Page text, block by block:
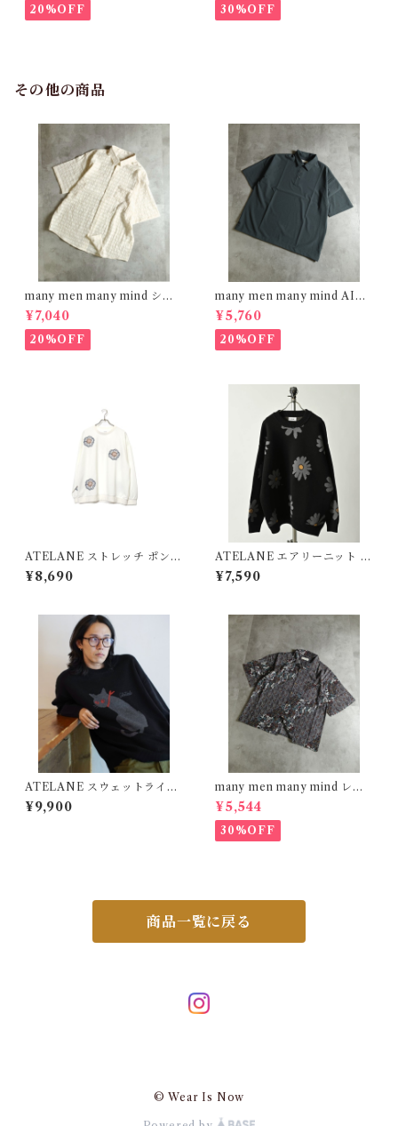
20%OFF 30%OFF
その他の商品
many men many mind シア
ーチェック レギュラーカラー
シャツ O/WHITE M2615130
¥7,040
20%OFF
many men many mind AIRL
EAK FABRIC ポロシャツ C
HARCOAL M2615161
¥5,760
20%OFF
ATELANE ストレッチ ポンチ
ランダム刺繍 L/S クルー フラ
ワー ホワイト 25A-14010
¥8,690
ATELANE エアリーニット W
ジャガード クルーネック フラ
ワー ブラック 25A-21030
¥7,590
ATELANE スウェットライク
ジャガード クルーネック ニッ
ト チャコール 25A-21021
¥9,900
many men many mind レー
ヨン 総柄シャツ 花柄 ブラック
M2615061
¥5,544
30%OFF
商品一覧に戻る
© Wear Is Now